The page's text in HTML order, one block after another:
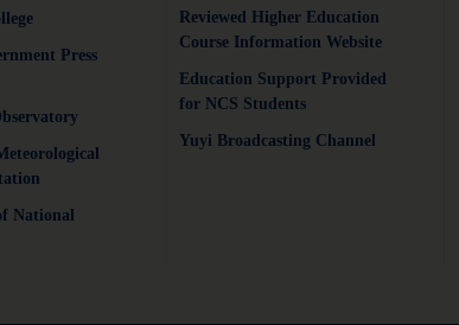
Press
National
Reviewed Higher Education
Course Information Website
Education Support Provided
for NCS Students
Yuyi Broadcasting Channel